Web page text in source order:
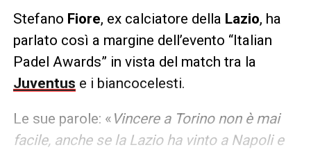
Stefano Fiore, ex calciatore della Lazio, ha
parlato così a margine dell’evento “Italian
Padel Awards” in vista del match tra la
Juventus e i biancocelesti.
Le sue parole: « Vincere a Torino non è mai
facile, anche se la Lazio ha vinto a Napoli e